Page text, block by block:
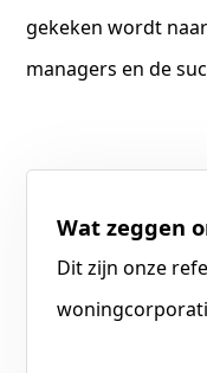
gekeken wordt
managers en de
Wat zeggen
Dit zijn onze